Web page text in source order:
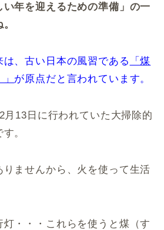
年を迎えるための準備」の一
、古い日本の風習である
「煤
が原点だと言われています。
月13日に行われていた大掃除的
。
ませんから、火を使って生活
・・・これらを使うと煤（す